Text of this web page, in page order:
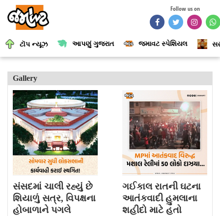
Follow us on
ટૉપ ન્યૂઝ આપણું ગુજરાત જમાવટ સ્પેશિયલ
Gallery
સંસદમાં ચાલી રહ્યું છે
શિયાળું સત્ર, વિપક્ષના
હોબાળાને પગલે
ગઈકાલ રાતની ઘટના
આતંકવાદી હુમલાના
શહીદો માટે હતો